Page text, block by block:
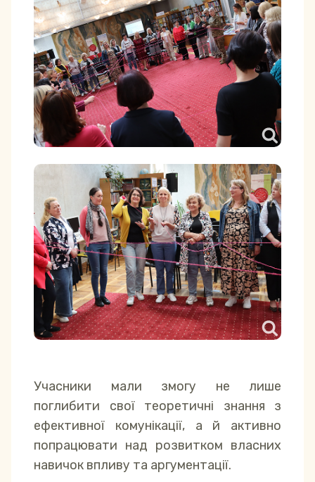
Учасники мали змогу не лише
поглибити свої теоретичні знання з
ефективної комунікації, а й активно
попрацювати над розвитком власних
навичок впливу та аргументації.